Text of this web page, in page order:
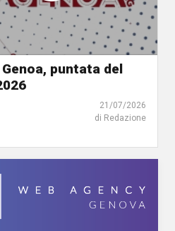
puntata del
21/07/2026
di Redazione